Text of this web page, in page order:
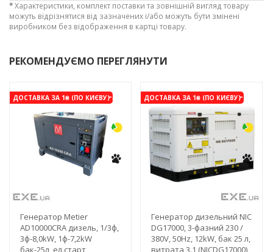
*Характеристики, комплект поставки та зовнішній вигляд товару
можуть відрізнятися від зазначених і/або можуть бути змінені
виробником без відображення в картці товару.
РЕКОМЕНДУЄМО ПЕРЕГЛЯНУТИ
ДОСТАВКА ЗА 1₴ (ПО КИЄВУ)-3%
Генератор Metier
AD10000CRA дизель, 1/3ф,
3ф-8,0kW, 1ф-7,2kW
бак-25л, ел.старт
ДОСТАВКА ЗА 1₴ (ПО КИЄВУ)-4%
Генератор дизельний NIC
DG17000, 3-фазний 230 /
380V, 50Hz, 12kW, бак 25 л,
витрата 3.1 (NICDG17000)